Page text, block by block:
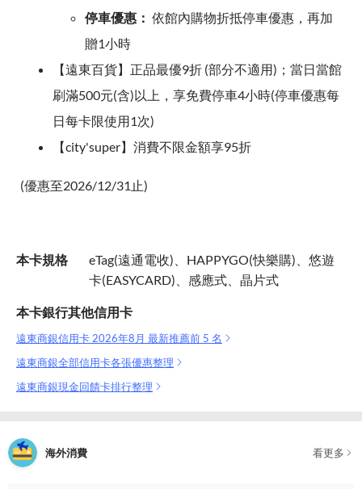
停車優惠： 依館內購物折抵停車優惠，再加
贈1小時
【遠東百貨】正品最優9折 (部分不適用)；當日當館
刷滿500元(含)以上，享免費停車4小時(停車優惠每
日每卡限使用1次)
【city'super】消費不限金額享95折
(優惠至2026/12/31止)
本卡規格
eTag(遠通電收)、HAPPYGO(快樂購)、悠遊
卡(EASYCARD)、感應式、晶片式
本卡銀行其他信用卡
遠東商銀信用卡 2026年8月 最新推薦前 5 名
遠東商銀全部信用卡各張優惠整理
遠東商銀現金回饋卡排行整理
海外消費 看更多